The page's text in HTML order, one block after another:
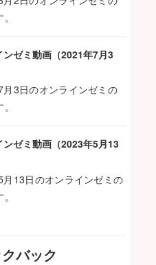
ンゼミ動画（2021年7月3
3日のオンラインゼミの
ンゼミ動画（2023年5月13
13日のオンラインゼミの
バック